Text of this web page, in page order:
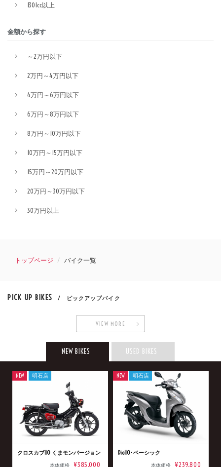
1301cc以上
金額から探す
～2万円以下
2万円～4万円以下
4万円～6万円以下
6万円～8万円以下
8万円～10万円以下
10万円～15万円以下
15万円～20万円以下
20万円～30万円以下
30万円以上
トップページ バイク一覧
PICK UP BIKES / ピックアップバイク
VIEW MORE
NEW BIKES USED BIKES
クロスカブ110 くまモンバージョン
本体価格 ¥385,000
NEW 明石店
Dio110･ベーシック
本体価格 ¥239,800
NEW 明石店